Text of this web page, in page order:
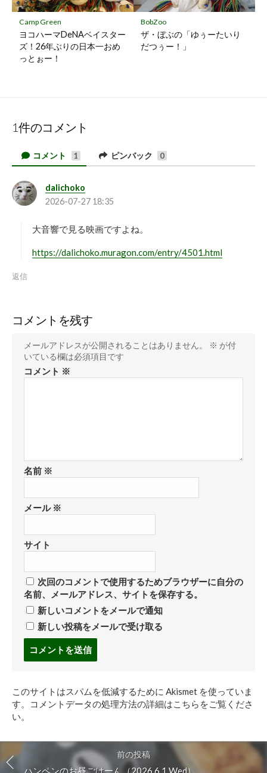
Camp Green
ヨコハーマDeNAベイスター
ズ！26年ぶりの日本一おめ
っとぉー！
BobZoo
ザ・ぼぶの「ゆぅーたいり
だつぅー！」
1件のコメント
コメント 1 ピンバック 0
dalichoko
り
2026-07-27 18:35
大音響で見る映画ですよね。
https://dalichoko.muragon.com/entry/4501.html
返信
コメントを残す
メールアドレスが公開されることはありません。 ※ が付
いている欄は必須項目です
コメント ※
名前 ※
メール ※
サイト
次回のコメントで使用するためブラウザーに自分の
名前、メールアドレス、サイトを保存する。
新しいコメントをメールで通知
新しい投稿をメールで受け取る
す
る
このサイトはスパムを低減するために Akismet を使っていま
す。
コメントデータの処理方法の詳細はこちらをご覧くださ
い。
前の投稿
ハンペンのお昼ごはーん（2026.6.1 Wed）